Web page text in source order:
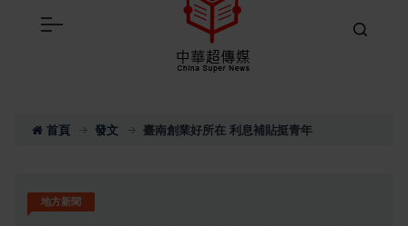
首頁 發文 臺南創業好所在 利息補貼挺青年
地方新聞